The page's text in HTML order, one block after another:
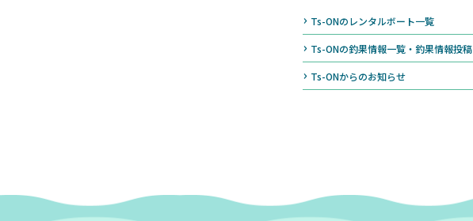
Ts-ONのレンタルボート一覧
Ts-ONの釣果情報一覧・釣果情報投稿
Ts-ONからのお知らせ